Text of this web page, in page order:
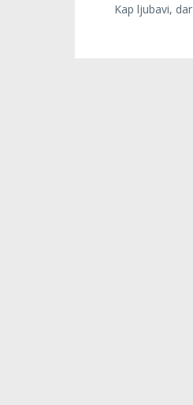
Kap ljubavi,